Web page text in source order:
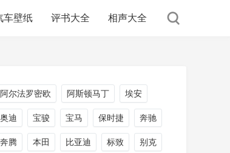
车壁纸 评书大全 相声大全
阿尔法罗密欧 阿斯顿马丁 埃安
奥迪 宝骏 宝马 保时捷 奔驰
奔腾 本田 比亚迪 标致 别克